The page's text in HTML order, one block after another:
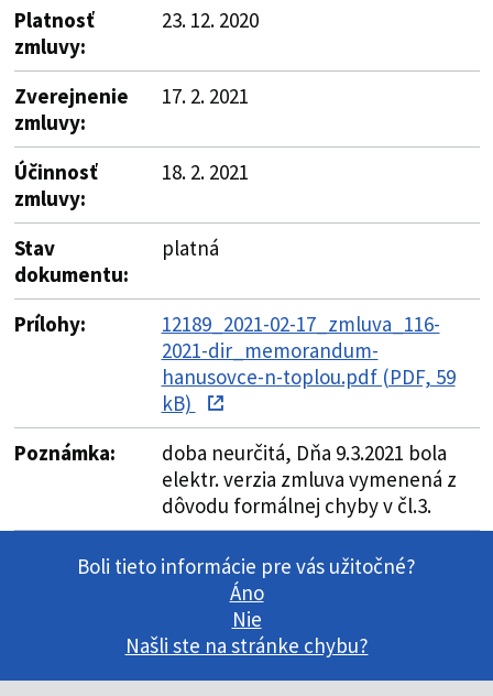
Platnosť
zmluvy:
23. 12. 2020
Zverejnenie
zmluvy:
17. 2. 2021
Účinnosť
zmluvy:
18. 2. 2021
Stav
dokumentu:
platná
Prílohy:
12189_2021-02-17_zmluva_116-
2021-dir_memorandum-
hanusovce-n-toplou.pdf (PDF, 59
kB)
Poznámka:
doba neurčitá, Dňa 9.3.2021 bola
elektr. verzia zmluva vymenená z
dôvodu formálnej chyby v čl.3.
Boli tieto informácie pre vás užitočné?
Áno
Nie
Našli ste na stránke chybu?